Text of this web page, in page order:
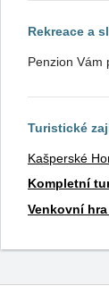
Rekreace a
Penzion Vám
Turistické
Kašperské
Kompletní
Venkovní hra